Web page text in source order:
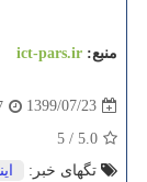
منبع: ict-pars.ir
1399/07/23
5.0
/
5
تگهای خبر: